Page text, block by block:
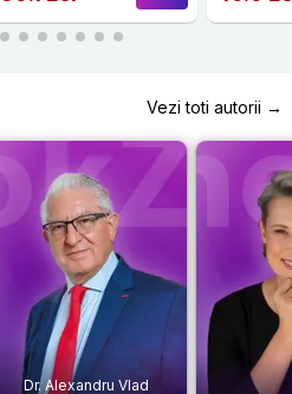
Vezi toti autorii →
Dr. Alexandru Vlad